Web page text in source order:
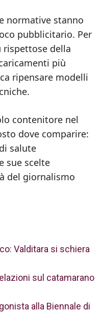
normative stanno
pubblicitario. Per
della
più
ripensare modelli
contenitore nel
dove comparire:
salute
sue scelte
del giornalismo
Valditara si schiera
sul catamarano
alla Biennale di